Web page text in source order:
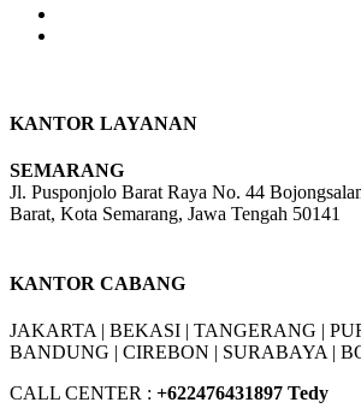
KANTOR LAYANAN
SEMARANG
Jl. Pusponjolo Barat Raya No. 44
Barat, Kota Semarang, Jawa Tengah 50141
KANTOR CABANG
JAKARTA | BEKASI | TANGERANG |
BANDUNG | CIREBON | SURABAYA |
CALL CENTER : +622476431897 Tedy